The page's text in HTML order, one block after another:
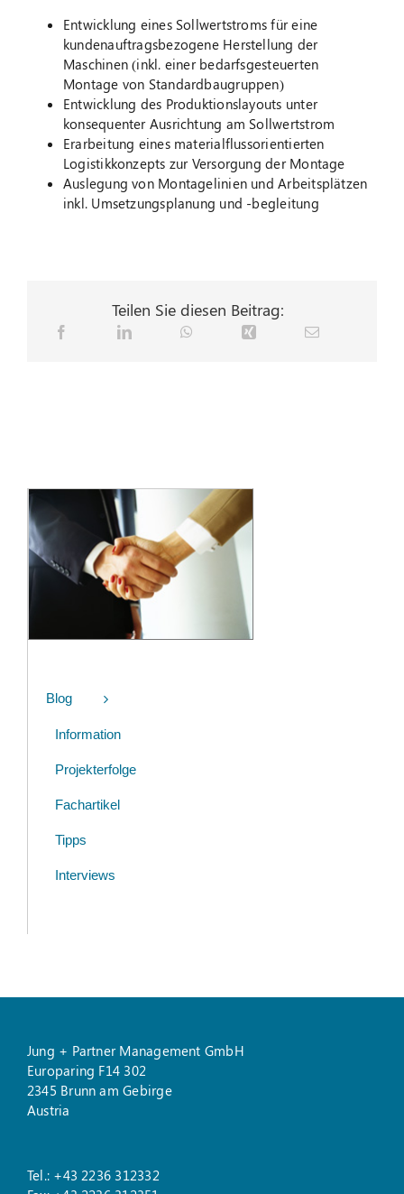
Entwicklung eines Sollwertstroms für eine
kundenauftragsbezogene Herstellung der
Maschinen (inkl. einer bedarfsgesteuerten
Montage von Standardbaugruppen)
Entwicklung des Produktionslayouts unter
konsequenter Ausrichtung am Sollwertstrom
Erarbeitung eines materialflussorientierten
Logistikkonzepts zur Versorgung der Montage
Auslegung von Montagelinien und Arbeitsplätzen
inkl. Umsetzungsplanung und -begleitung
Teilen Sie diesen Beitrag:
Blog
Information
Projekterfolge
Fachartikel
Tipps
Interviews
Jung + Partner Management GmbH
Europaring F14 302
2345 Brunn am Gebirge
Austria
Tel.: +43 2236 312332